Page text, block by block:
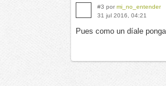
#3 por mi_no_entender
31 jul 2016, 04:21
Pues como un díale